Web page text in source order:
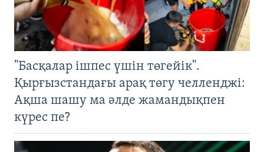
"Басқалар ішпес үшін төгейік".
Қырғызстандағы арақ төгу челленджі:
Ақша шашу ма әлде жамандықпен
күрес пе?